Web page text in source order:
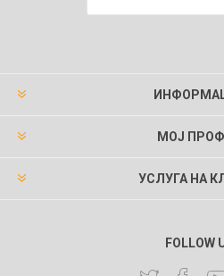
МОЈ
УСЛУГА НА
FOLLOW